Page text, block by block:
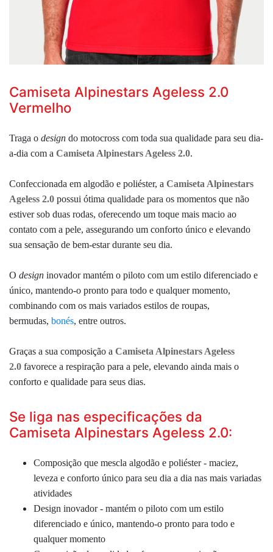
Camiseta Alpinestars Ageless 2.0
Vermelho
Traga o design do motocross com toda sua qualidade para seu dia-
a-dia com a Camiseta Alpinestars Ageless 2.0.
Confeccionada em algodão e poliéster, a Camiseta Alpinestars
Ageless 2.0 possui ótima qualidade para os momentos que não
estiver sob duas rodas, oferecendo um toque mais macio ao
contato com a pele, assegurando um conforto único e elevando
sua sensação de bem-estar durante seu dia.
O design inovador mantém o piloto com um estilo diferenciado e
único, mantendo-o pronto para todo e qualquer momento,
combinando com os mais variados estilos de roupas,
bermudas, bonés, entre outros.
Graças a sua composição a Camiseta Alpinestars Ageless
2.0 favorece a respiração para a pele, elevando ainda mais o
conforto e qualidade para seus dias.
Se liga nas especificações da
Camiseta Alpinestars Ageless 2.0:
Composição que mescla algodão e poliéster - maciez,
leveza e conforto único para seu dia a dia nas mais variadas
atividades
Design inovador - mantém o piloto com um estilo
diferenciado e único, mantendo-o pronto para todo e
qualquer momento